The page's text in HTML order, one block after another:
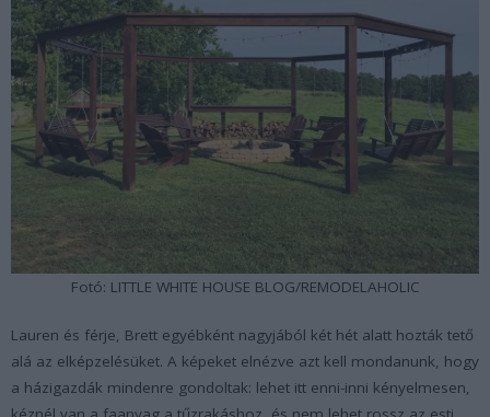
Fotó: LITTLE WHITE HOUSE BLOG/REMODELAHOLIC
Lauren és férje, Brett egyébként nagyjából két hét alatt hozták tető
alá az elképzelésüket. A képeket elnézve azt kell mondanunk, hogy
a házigazdák mindenre gondoltak: lehet itt enni-inni kényelmesen,